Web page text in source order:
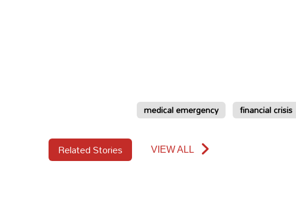
medical emergency financial crisis
Related Stories VIEW ALL